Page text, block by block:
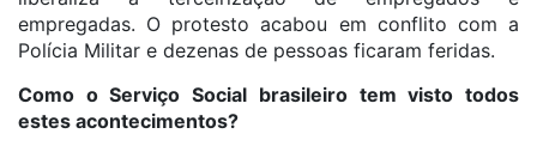
empregadas. O protesto acabou em conflito com a
Polícia Militar e dezenas de pessoas ficaram feridas.
Como o Serviço Social brasileiro tem visto todos
estes acontecimentos?